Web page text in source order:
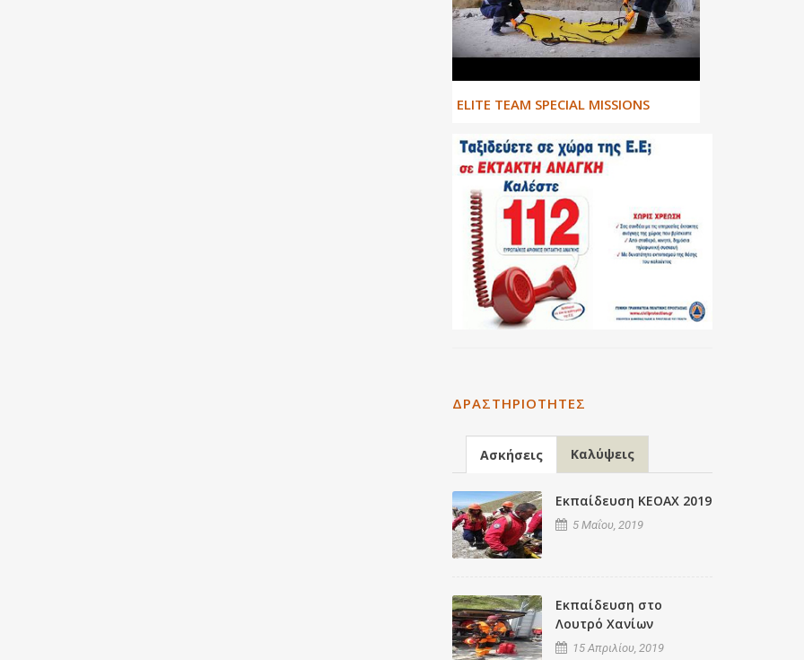
ΕLITE TEAM SPECIAL MISSIONS
ΔΡΑΣΤΗΡΙΌΤΗΤΕΣ
Ασκήσεις Καλύψεις
Εκπαίδευση ΚΕΟΑΧ 2019
5 Μαΐου, 2019
Εκπαίδευση στο
Λουτρό Χανίων
15 Απριλίου, 2019